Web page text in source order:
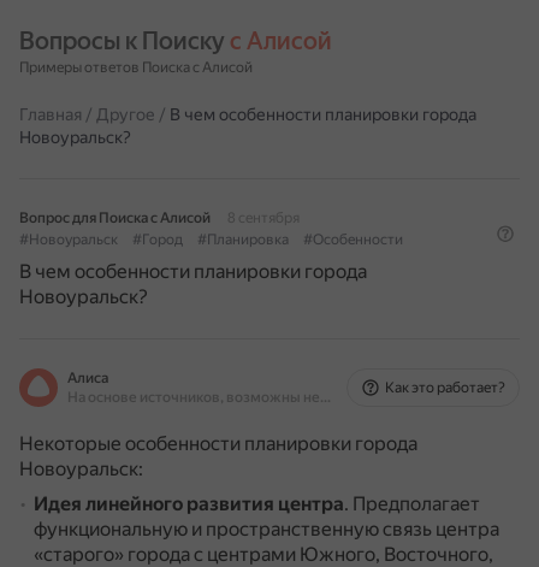
Вопросы к Поиску с Алисой
Примеры ответов Поиска с Алисой
Главная / Другое / В чем особенности планировки города
Новоуральск?
Вопрос для Поиска с Алисой
8 сентября
#Новоуральск
#Город #Планировка #Особенности
В чем особенности планировки города
Новоуральск?
Алиса
На основе источников, возможны неточности
Как это работает?
Некоторые особенности планировки города
Новоуральск:
Идея линейного развития центра. Предполагает
функциональную и пространственную связь центра
«старого» города с центрами Южного, Восточного,